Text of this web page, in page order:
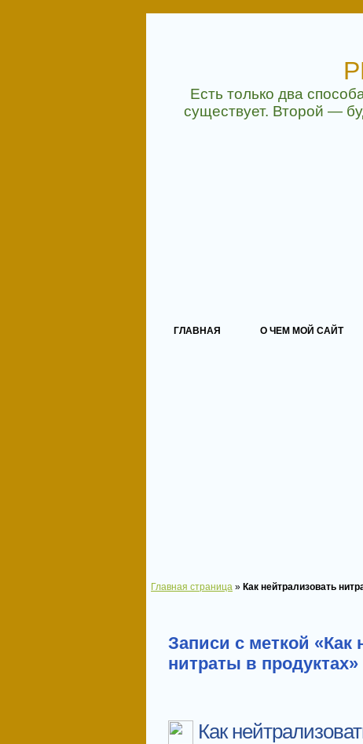
Есть только два
существует. Второй —
ГЛАВНАЯ О ЧЕМ МОЙ САЙТ
Главная страница » Как нейтрализовать
Записи с меткой «Как
нитраты в продуктах»
Как